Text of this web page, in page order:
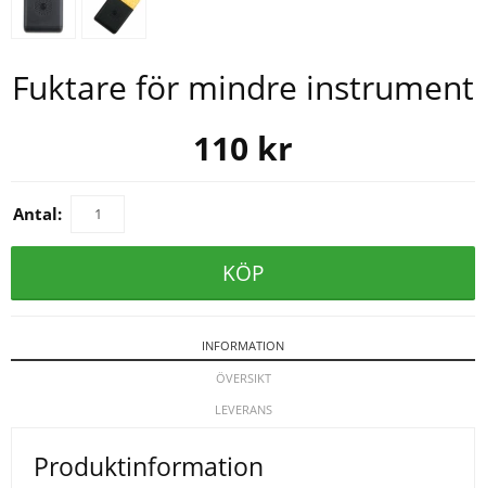
Fuktare för mindre instrument
110 kr
Antal:
KÖP
INFORMATION
ÖVERSIKT
LEVERANS
Produktinformation